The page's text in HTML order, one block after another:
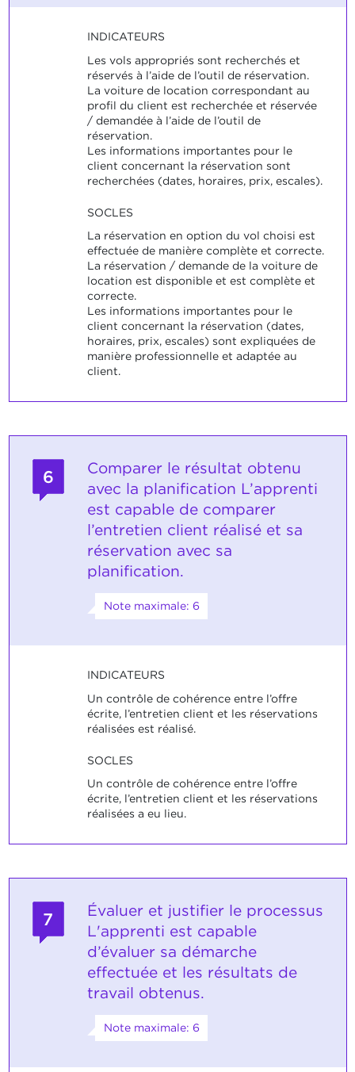
INDICATEURS
Les vols appropriés sont recherchés et
réservés à l’aide de l’outil de réservation.
La voiture de location correspondant au
profil du client est recherchée et réservée
/ demandée à l’aide de l’outil de
réservation.
Les informations importantes pour le
client concernant la réservation sont
recherchées (dates, horaires, prix, escales).
SOCLES
La réservation en option du vol choisi est
effectuée de manière complète et correcte.
La réservation / demande de la voiture de
location est disponible et est complète et
correcte.
Les informations importantes pour le
client concernant la réservation (dates,
horaires, prix, escales) sont expliquées de
manière professionnelle et adaptée au
client.
6
Comparer le résultat obtenu
avec la planification L’apprenti
est capable de comparer
l’entretien client réalisé et sa
réservation avec sa
planification.
Note maximale: 6
INDICATEURS
Un contrôle de cohérence entre l’offre
écrite, l’entretien client et les réservations
réalisées est réalisé.
SOCLES
Un contrôle de cohérence entre l’offre
écrite, l’entretien client et les réservations
réalisées a eu lieu.
7
Évaluer et justifier le processus
L'apprenti est capable
d’évaluer sa démarche
effectuée et les résultats de
travail obtenus.
Note maximale: 6